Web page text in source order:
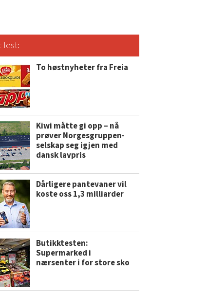
lest:
To høstnyheter fra Freia
Kiwi måtte gi opp – nå
prøver Norgesgruppen-
selskap seg igjen med
dansk lavpris
Dårligere pantevaner vil
koste oss 1,3 milliarder
Butikktesten:
Supermarked i
nærsenter i for store sko